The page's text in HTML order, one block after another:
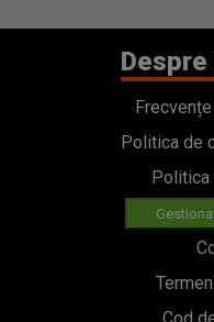
Politica de